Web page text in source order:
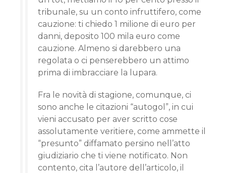
tribunale, su un conto infruttifero, come
cauzione: ti chiedo 1 milione di euro per
danni, deposito 100 mila euro come
cauzione. Almeno si darebbero una
regolata o ci penserebbero un attimo
prima di imbracciare la lupara.
Fra le novità di stagione, comunque, ci
sono anche le citazioni “autogol”, in cui
vieni accusato per aver scritto cose
assolutamente veritiere, come ammette il
“presunto” diffamato persino nell’atto
giudiziario che ti viene notificato. Non
contento, cita l’autore dell’articolo, il